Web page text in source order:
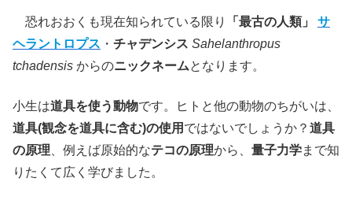
恐れおおくも現在知られている限り 「最古の人類」
サ
ヘラントロプス ・ チャデンシス Sahelanthropus
tchadensis からのニックネームとなります。
小生は道具を使う動物です。ヒトと他の動物のちがいは、
道具(観念を道具に含む)の使用 ではないでしょうか？ 道具
の原理 、例えば原始的なテコの原理から、 量子力学まで知
りたくて広く学びました。